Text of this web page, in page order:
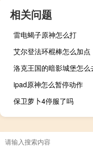
相关问题
雷电蝎子原神怎么打
艾尔登法环棍棒怎么加点
洛克王国的暗影城堡怎么
ipad原神怎么暂停动作
保卫萝卜4停服了吗